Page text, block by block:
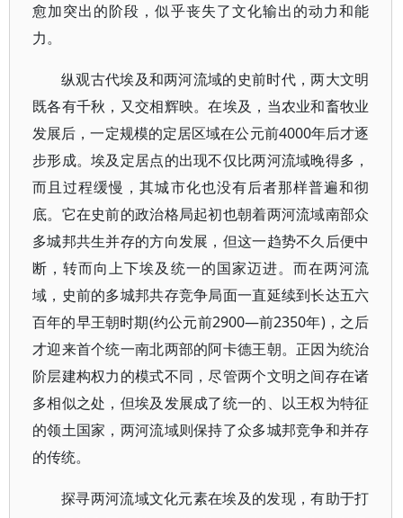
愈加突出的阶段，似乎丧失了文化输出的动力和能
力。
纵观古代埃及和两河流域的史前时代，两大文明
既各有千秋，又交相辉映。在埃及，当农业和畜牧业
发展后，一定规模的定居区域在公元前4000年后才逐
步形成。埃及定居点的出现不仅比两河流域晚得多，
而且过程缓慢，其城市化也没有后者那样普遍和彻
底。它在史前的政治格局起初也朝着两河流域南部众
多城邦共生并存的方向发展，但这一趋势不久后便中
断，转而向上下埃及统一的国家迈进。而在两河流
域，史前的多城邦共存竞争局面一直延续到长达五六
百年的早王朝时期(约公元前2900—前2350年)，之后
才迎来首个统一南北两部的阿卡德王朝。正因为统治
阶层建构权力的模式不同，尽管两个文明之间存在诸
多相似之处，但埃及发展成了统一的、以王权为特征
的领土国家，两河流域则保持了众多城邦竞争和并存
的传统。
探寻两河流域文化元素在埃及的发现，有助于打